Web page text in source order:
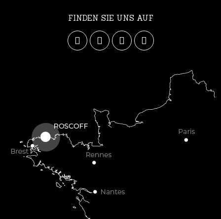
FINDEN SIE UNS AUF